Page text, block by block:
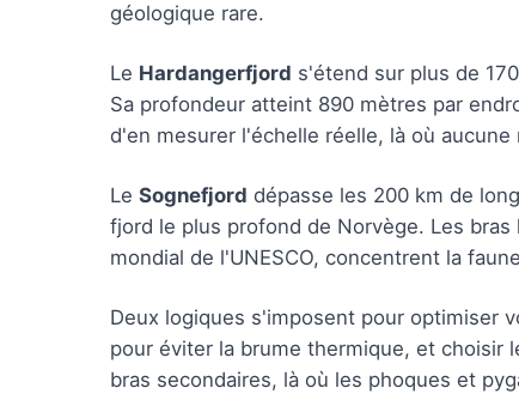
géologique rare.
Le Hardangerfjord s'étend sur plus de
Sa profondeur atteint 890 mètres par
d'en mesurer l'échelle réelle, là où
Le Sognefjord dépasse les 200 km de
fjord le plus profond de Norvège. Les
mondial de l'UNESCO, concentrent la
Deux logiques s'imposent pour optimiser
pour éviter la brume thermique, et choisir
bras secondaires, là où les phoques et